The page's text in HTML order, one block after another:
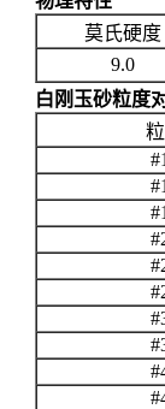
莫氏硬度
9.0
白刚玉砂粒度